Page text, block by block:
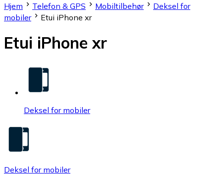
Hjem
Telefon & GPS Mobiltilbehør
Deksel for
mobiler
Etui iPhone xr
Etui iPhone xr
Deksel for mobiler
Deksel for mobiler